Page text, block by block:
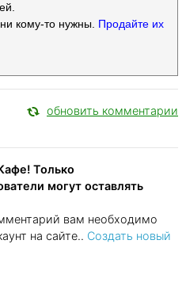
кому-то нужны. Продайте их
обновить комментарии
Только
могут оставлять
вам необходимо
на сайте.. Создать новый